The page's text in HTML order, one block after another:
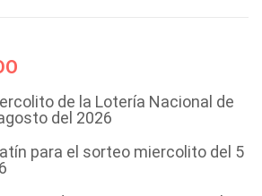
de la Lotería Nacional de
del 2026
para el sorteo miercolito del 5